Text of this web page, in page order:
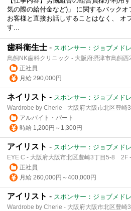
気の際の給付金など)」 に関するバックオ
お客様と直接お話しすることはなく、 オ
す...
歯科衛生士 - スポンサー：ジョブメド
鳥飼NK歯科クリニック - 大阪府摂津市鳥飼西
正社員
月給 290,000円
ネイリスト - スポンサー：ジョブメド
Wardrobe by Cherie - 大阪府大阪市北区豊崎
アルバイト・パート
時給 1,200円～1,300円
アイリスト - スポンサー：ジョブメド
EYE C - 大阪府大阪市北区豊崎3丁目5-8 2F
正社員
月給 260,000円～400,000円
アイリスト - スポンサー：ジョブメド
Wardrobe by Cherie - 大阪府大阪市北区豊崎